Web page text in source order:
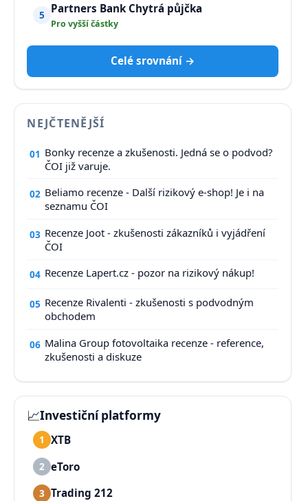
5 Partners Bank Chytrá půjčka
Pro vyšší částky
Celé srovnání →
NEJČTENĚJŠÍ
01 Bonky recenze a zkušenosti. Jedná se o podvod?
ČOI již varuje.
02 Beliamo recenze - Další rizikový e-shop! Je i na
seznamu ČOI
03 Recenze Joot - zkušenosti zákazníků i vyjádření
ČOI
04 Recenze Lapert.cz - pozor na rizikový nákup!
05 Recenze Rivalenti - zkušenosti s podvodným
obchodem
06 Malina Group fotovoltaika recenze - reference,
zkušenosti a diskuze
📈Investiční platformy
1 XTB
2 eToro
3 Trading 212